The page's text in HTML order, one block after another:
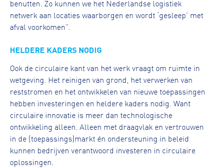
benutten. Zo kunnen we het Nederlandse logistiek
netwerk aan locaties waarborgen en wordt ‘gesleep’ met
afval voorkomen”.
HELDERE KADERS NODIG
Ook de circulaire kant van het werk vraagt om ruimte in
wetgeving. Het reinigen van grond, het verwerken van
reststromen en het ontwikkelen van nieuwe toepassingen
hebben investeringen en heldere kaders nodig. Want
circulaire innovatie is meer dan technologische
ontwikkeling alleen. Alleen met draagvlak en vertrouwen
in de (toepassings)markt én ondersteuning in beleid
kunnen bedrijven verantwoord investeren in circulaire
oplossingen.